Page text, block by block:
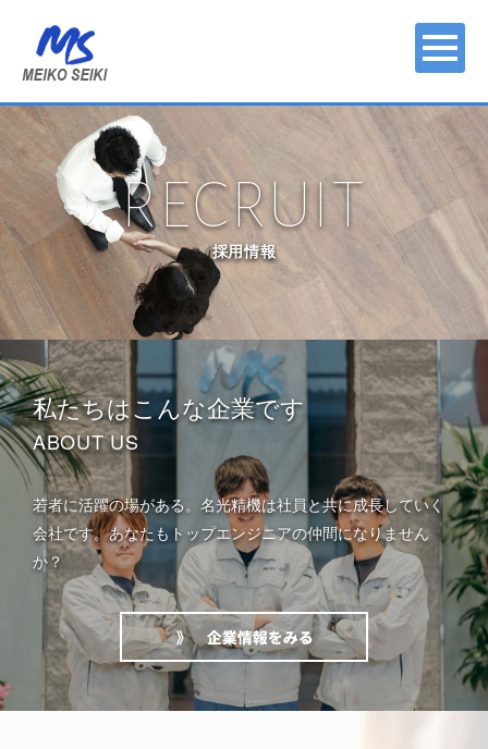
RECRUIT
採用情報
私たちはこんな企業です
ABOUT US
若者に活躍の場がある。名光精機は社員と共に成長していく
会社です。あなたもトップエンジニアの仲間になりません
か？